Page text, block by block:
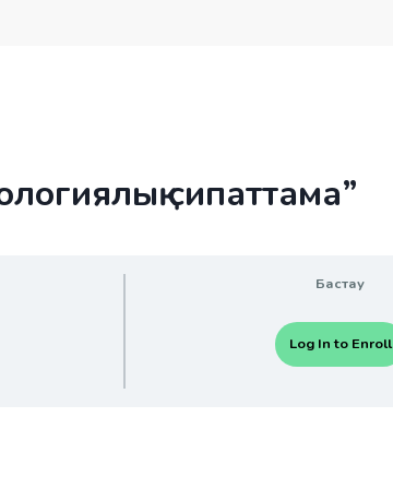
сипаттама”
Бастау
Log In to Enroll